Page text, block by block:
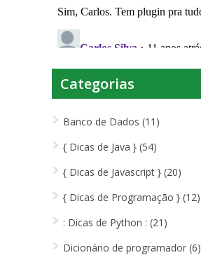
Categorias
Banco de Dados (11)
{ Dicas de Java } (54)
{ Dicas de Javascript } (20)
{ Dicas de Programação } (12)
: Dicas de Python : (21)
Dicionário de programador (6)